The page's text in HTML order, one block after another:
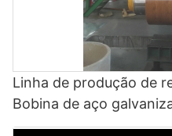
Linha de produção de
Bobina de aço
revestimento de